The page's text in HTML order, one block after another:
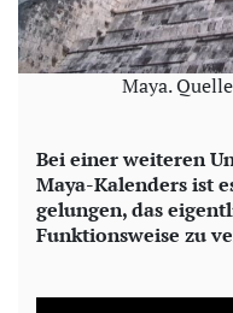
Maya.
Bei einer weiteren
Maya-Kalenders ist
gelungen, das
Funktionsweise zu